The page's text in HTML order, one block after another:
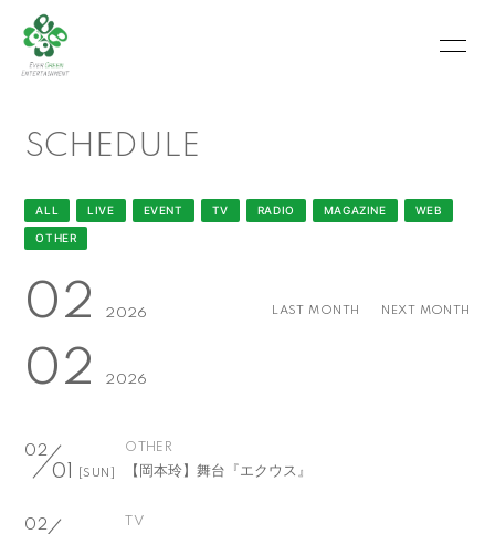
SCHEDULE
VIDEO PHOTO
RECRUIT CONTACT
ABOUT US
会員登録 ログイン
SCHEDULE
ALL LIVE EVENT TV RADIO MAGAZINE WEB
OTHER
02 2026 LAST MONTH NEXT MONTH
02 2026
02
01 [SUN]
OTHER
【岡本玲】舞台『エクウス』
02 TV